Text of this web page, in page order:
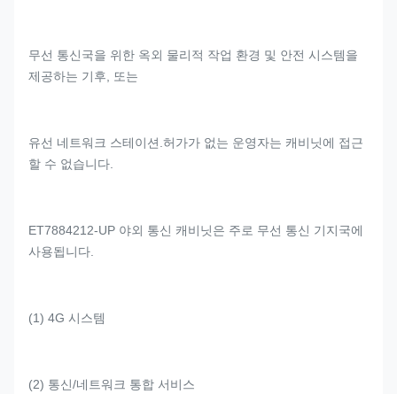
무선 통신국을 위한 옥외 물리적 작업 환경 및 안전 시스템을
제공하는 기후, 또는
유선 네트워크 스테이션.허가가 없는 운영자는 캐비닛에 접근
할 수 없습니다.
ET7884212-UP 야외 통신 캐비닛은 주로 무선 통신 기지국에
사용됩니다.
(1) 4G 시스템
(2) 통신/네트워크 통합 서비스